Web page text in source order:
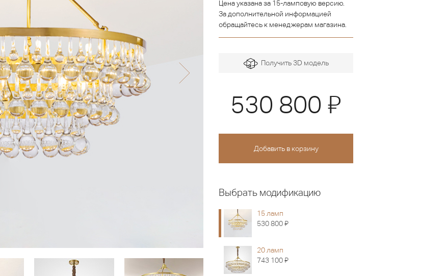
Цена указана за 15-ламповую версию.
За дополнительной информацией
обращайтесь к менеджерам магазина.
Получить 3D модель
530 800 Я
Выбрать модификацию
15 ламп
530 800Я
20 ламп
743 100Я